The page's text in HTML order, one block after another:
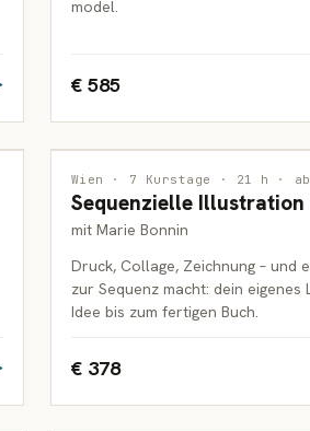
model.
€ 585
ILLUSTRATION
ERWACHSENE
Wien · 7 Kurstage · 21 h · ab
Sequenzielle Illustration
mit Marie Bonnin
Druck, Collage, Zeichnung – und
zur Sequenz macht: dein
Idee bis zum fertigen Buch.
€ 378